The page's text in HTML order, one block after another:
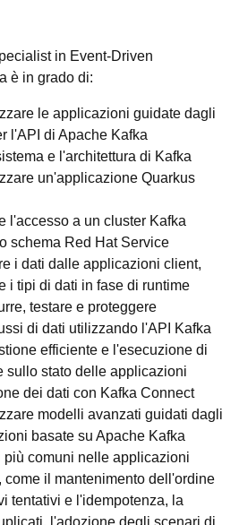
in Event-Driven
è in grado di:
le applicazioni guidate dagli
l'API di Apache Kafka
e l'architettura di Kafka
un'applicazione Quarkus
l'accesso a un cluster Kafka
schema Red Hat Service
i dati dalle applicazioni client,
i tipi di dati in fase di runtime
testare e proteggere
di dati utilizzando l'API Kafka
efficiente e l'esecuzione di
sullo stato delle applicazioni
dei dati con Kafka Connect
modelli avanzati guidati dagli
basate su Apache Kafka
più comuni nelle applicazioni
come il mantenimento dell'ordine
tentativi e l'idempotenza, la
l'adozione degli scenari di